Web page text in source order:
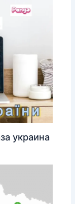
украина